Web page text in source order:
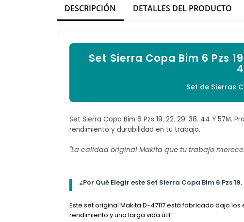
DESCRIPCIÓN DETALLES DEL PRODUCTO
Set Sierra Copa Bim 6 Pzs
Set de Sierras
Set Sierra Copa Bim 6 Pzs 19. 22. 29. 38. 44 Y
rendimiento y durabilidad en tu trabajo.
"La calidad original Makita que tu trabajo
¿Por Qué Elegir este Set Sierra Copa Bim 6 Pzs 19.
Este set original Makita D-47117 está fabricado bajo
rendimiento y una larga vida útil.